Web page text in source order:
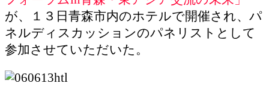
が、１３日青森市内のホテルで開催され、パ
ネルディスカッションのパネリストとして
参加させていただいた。